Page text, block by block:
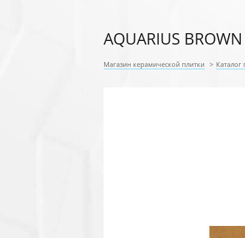
AQUARIUS
Магазин керамической плитки > Каталог